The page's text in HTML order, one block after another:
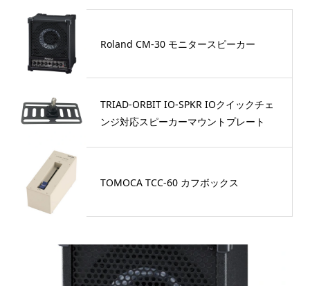
Roland CM-30 モニタースピーカー
TRIAD-ORBIT IO-SPKR IOクイックチェ
ンジ対応スピーカーマウントプレート
TOMOCA TCC-60 カフボックス